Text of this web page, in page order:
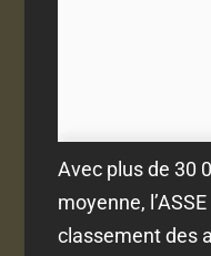
Avec plus de 30
moyenne,
classement des